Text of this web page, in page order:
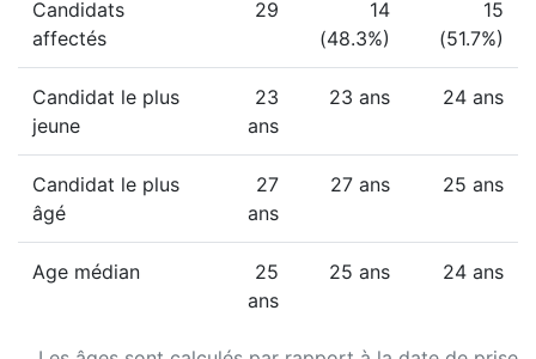
Candidats
affectés
29
14
(48.3%)
15
(51.7%)
Candidat le plus
jeune
23
ans
23 ans 24 ans
Candidat le plus
âgé
27
ans
27 ans 25 ans
Age médian
25
ans
25 ans 24 ans